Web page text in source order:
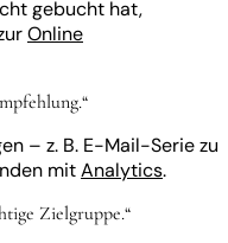
gebucht hat,
Online
– z. B. E-Mail-Serie zu
mitAnalytics.
Zielgruppe.“